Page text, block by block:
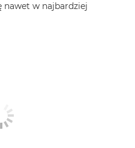
nawet w najbardziej